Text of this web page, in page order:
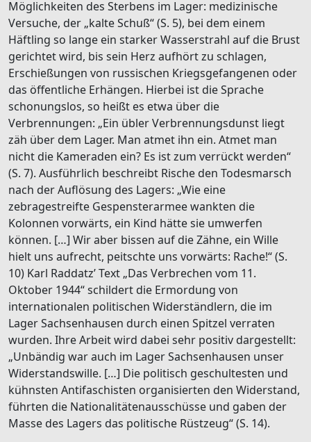
Möglichkeiten des Sterbens im Lager: medizinische
Versuche, der „kalte Schuß“ (S. 5), bei dem einem
Häftling so lange ein starker Wasserstrahl auf die Brust
gerichtet wird, bis sein Herz aufhört zu schlagen,
Erschießungen von russischen Kriegsgefangenen oder
das öffentliche Erhängen. Hierbei ist die Sprache
schonungslos, so heißt es etwa über die
Verbrennungen: „Ein übler Verbrennungsdunst liegt
zäh über dem Lager. Man atmet ihn ein. Atmet man
nicht die Kameraden ein? Es ist zum verrückt werden“
(S. 7). Ausführlich beschreibt Rische den Todesmarsch
nach der Auflösung des Lagers: „Wie eine
zebragestreifte Gespensterarmee wankten die
Kolonnen vorwärts, ein Kind hätte sie umwerfen
können. […] Wir aber bissen auf die Zähne, ein Wille
hielt uns aufrecht, peitschte uns vorwärts: Rache!“ (S.
10) Karl Raddatzʼ Text „Das Verbrechen vom 11.
Oktober 1944“ schildert die Ermordung von
internationalen politischen Widerständlern, die im
Lager Sachsenhausen durch einen Spitzel verraten
wurden. Ihre Arbeit wird dabei sehr positiv dargestellt:
„Unbändig war auch im Lager Sachsenhausen unser
Widerstandswille. […] Die politisch geschultesten und
kühnsten Antifaschisten organisierten den Widerstand,
führten die Nationalitätenausschüsse und gaben der
Masse des Lagers das politische Rüstzeug“ (S. 14).